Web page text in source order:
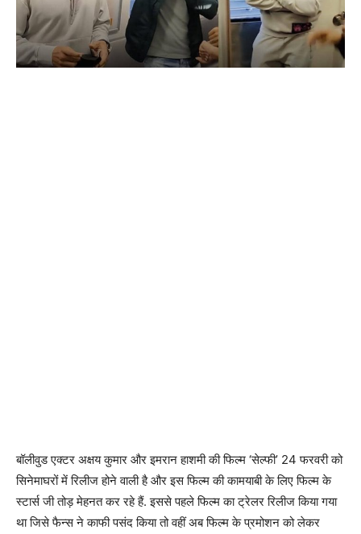
बॉलीवुड एक्टर अक्षय कुमार और इमरान हाशमी की फिल्म ‘सेल्फी’ 24 फरवरी को
सिनेमाघरों में रिलीज होने वाली है और इस फिल्म की कामयाबी के लिए फिल्म के
स्टार्स जी तोड़ मेहनत कर रहे हैं. इससे पहले फिल्म का ट्रेलर रिलीज किया गया
था जिसे फैन्स ने काफी पसंद किया तो वहीं अब फिल्म के प्रमोशन को लेकर